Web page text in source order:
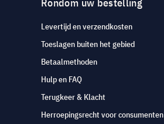
Levertijd en verzendkosten
Toeslagen buiten het gebied
Betaalmethoden
Hulp en FAQ
Terugkeer & Klacht
Herroepingsrecht voor consumenten